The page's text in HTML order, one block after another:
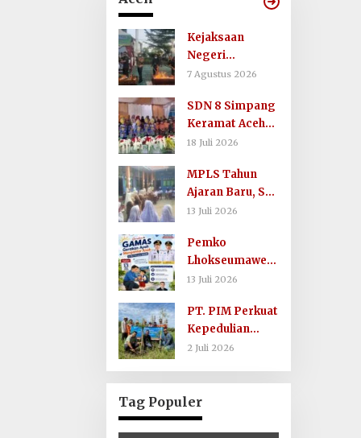
Kejaksaan
Negeri
Lhokseumawe
Barang Bukti
Perkara
Berkekuatan
dan
Sosialisasikan
Lelang Barang
7 Agustus 2026
SDN 8 Simpang
Keramat Aceh
Utara Gelar
MPLS Ramah
Tahun Ajaran
2026/2027
18 Juli 2026
MPLS Tahun
Ajaran Baru, SD
Negeri 8
Keuramat Siap
Wujudkan
Sekolah
Berkarakter
13 Juli 2026
Pemko
Lhokseumawe
Terapkan
Mengantar
Anak ke Sekolah
13 Juli 2026
PT. PIM Perkuat
Kepedulian
Lingkungan
Iklim dan
Penguatan
Ekosistem
2 Juli 2026
Tag Populer